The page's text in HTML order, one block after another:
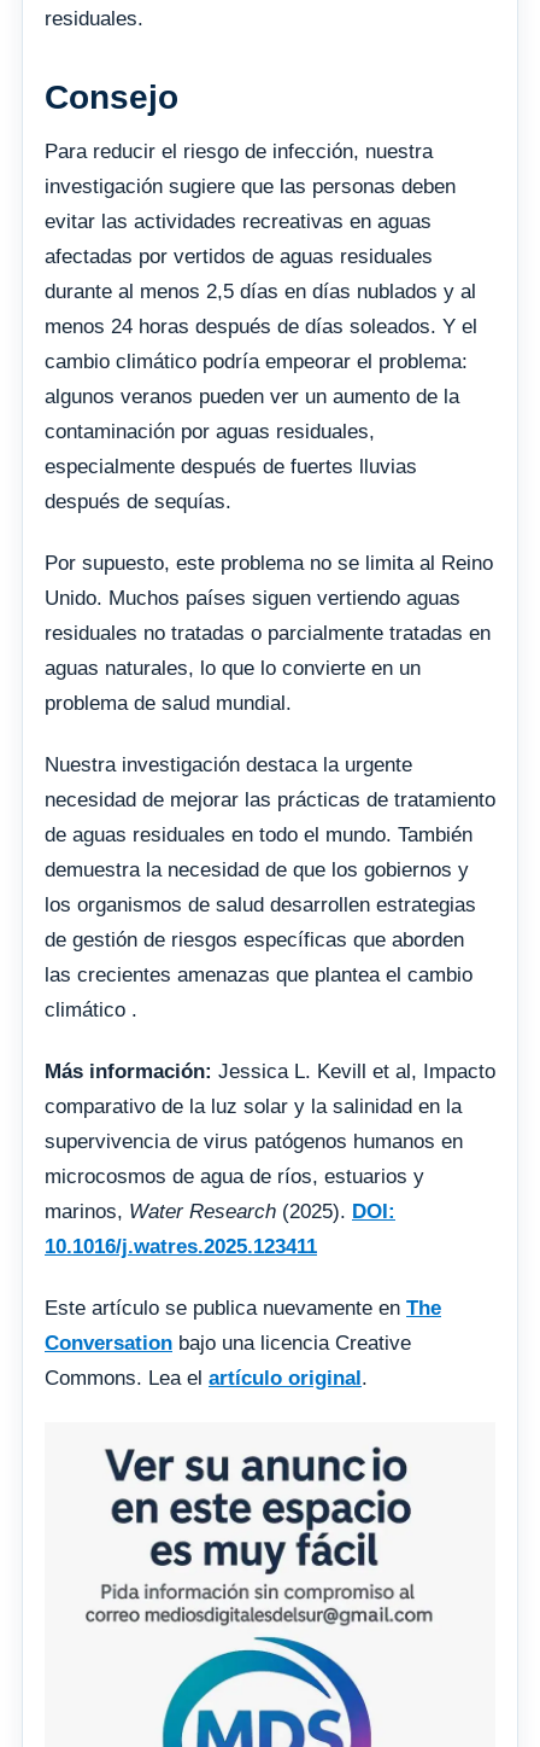
residuales.
Consejo
Para reducir el riesgo de infección, nuestra
investigación sugiere que las personas deben
evitar las actividades recreativas en aguas
afectadas por vertidos de aguas residuales
durante al menos 2,5 días en días nublados y al
menos 24 horas después de días soleados. Y el
cambio climático podría empeorar el problema:
algunos veranos pueden ver un aumento de la
contaminación por aguas residuales,
especialmente después de fuertes lluvias
después de sequías.
Por supuesto, este problema no se limita al Reino
Unido. Muchos países siguen vertiendo aguas
residuales no tratadas o parcialmente tratadas en
aguas naturales, lo que lo convierte en un
problema de salud mundial.
Nuestra investigación destaca la urgente
necesidad de mejorar las prácticas de tratamiento
de aguas residuales en todo el mundo. También
demuestra la necesidad de que los gobiernos y
los organismos de salud desarrollen estrategias
de gestión de riesgos específicas que aborden
las crecientes amenazas que plantea el cambio
climático .
Más información: Jessica L. Kevill et al, Impacto
comparativo de la luz solar y la salinidad en la
supervivencia de virus patógenos humanos en
microcosmos de agua de ríos, estuarios y
marinos, Water Research (2025). DOI:
10.1016/j.watres.2025.123411
Este artículo se publica nuevamente en The
Conversation bajo una licencia Creative
Commons. Lea el artículo original .